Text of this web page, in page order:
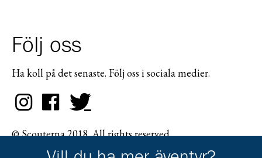
Följ oss
Ha koll på det senaste. Följ oss i sociala medier.
© Scouterna 2018. All rights reserved.